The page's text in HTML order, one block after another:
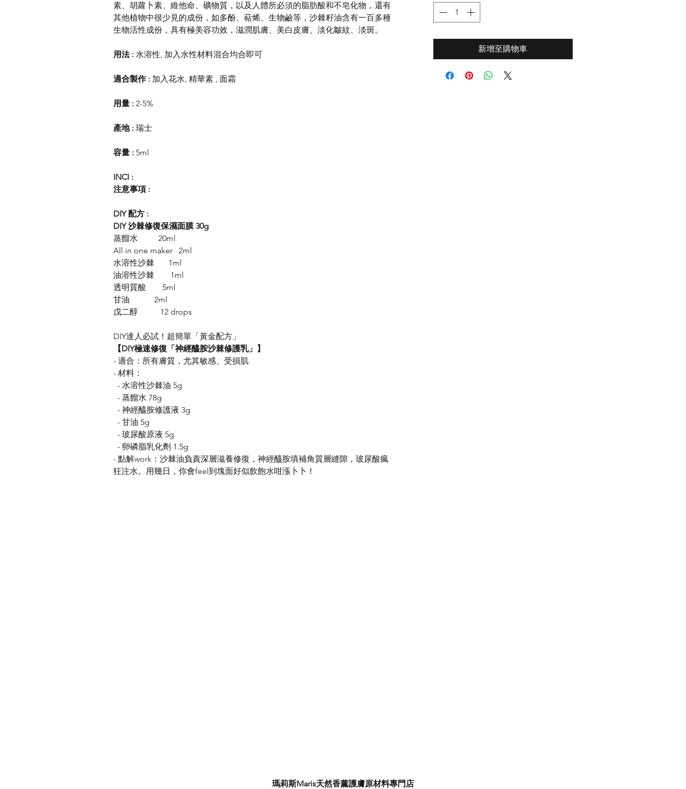
素、胡蘿卜素、維他命、礦物質，以及人體所必須的脂肪酸和不皂化物，還有
其他植物中很少見的成份，如多酚、萜烯、生物鹼等，沙棘籽油含有一百多種
生物活性成份，具有極美容功效，滋潤肌膚、美白皮膚、淡化皺紋、淡斑。
用法 : 水溶性, 加入水性材料混合均合即可
適合製作 : 加入花水, 精華素 , 面霜
用量 : 2-5%
產地 : 瑞士
容量 : 5ml
INCI :
注意事項 :
DIY 配方 :
DIY 沙棘修復保濕面膜 30g
蒸餾水 20ml
All in one maker 2ml
水溶性沙棘 1ml
油溶性沙棘 1ml
透明質酸 5ml
甘油 2ml
戊二醇 12 drops
DIY達人必試！超簡單「黃金配方」
【DIY極速修復「神經醯胺沙棘修護乳」】
- 適合：所有膚質，尤其敏感、受損肌
- 材料：
- 水溶性沙棘油 5g
- 蒸餾水 78g
- 神經醯胺修護液 3g
- 甘油 5g
- 玻尿酸原液 5g
- 卵磷脂乳化劑 1.5g
- 點解work：沙棘油負責深層滋養修復，神經醯胺填補角質層縫隙，玻尿酸瘋
狂注水。用幾日，你會feel到塊面好似飲飽水咁漲卜卜！
新增至購物車
瑪莉斯Maris天然香薰護膚原材料專門店